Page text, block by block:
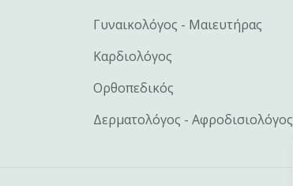
Γυναικολόγος - Μαιευτήρας
Καρδιολόγος
Ορθοπεδικός
Δερματολόγος - Αφροδισιολόγος